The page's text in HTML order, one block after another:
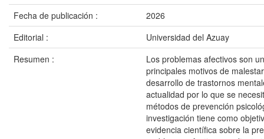
Fecha de publicación :
2026
Editorial :
Universidad del Azuay
Resumen :
Los problemas afectivos son
principales motivos de
desarrollo de trastornos
actualidad por lo que se
métodos de prevención
investigación tiene como
evidencia científica sobre la